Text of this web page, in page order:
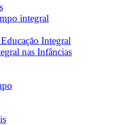
integral
Integral
nas Infâncias